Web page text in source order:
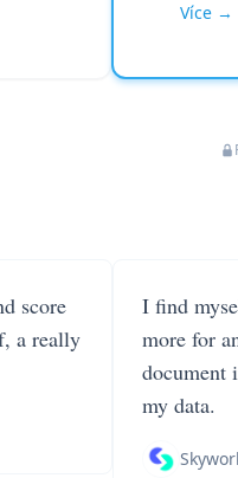
Více →
score
a really
I find
more for
document
my data.